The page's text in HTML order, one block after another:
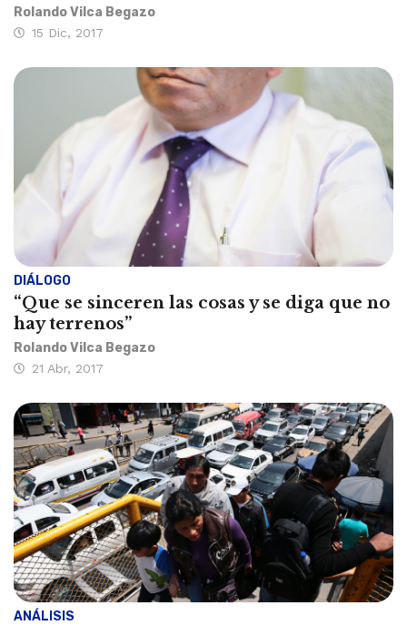
Rolando Vilca Begazo
15 Dic, 2017
DIÁLOGO
“Que se sinceren las cosas y se diga que no
hay terrenos”
Rolando Vilca Begazo
21 Abr, 2017
ANÁLISIS